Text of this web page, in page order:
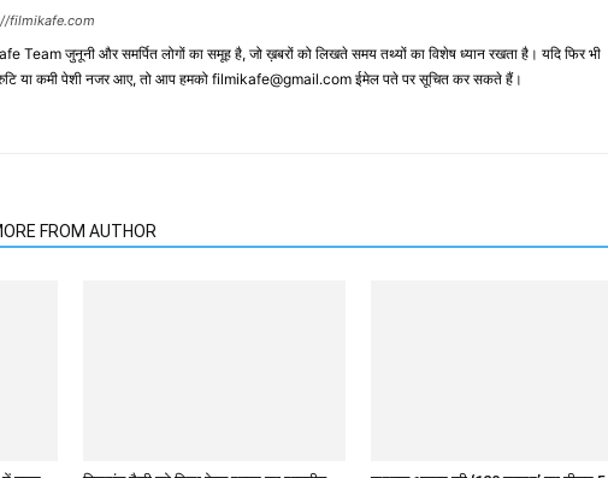
filmikafe.com
Team जुनूनी और समर्पित लोगों का समूह है, जो ख़बरों को लिखते समय तथ्‍यों का विशेष ध्‍यान रखता है। यदि फिर भी
या कमी पेशी नजर आए, तो आप हमको filmikafe@gmail.com ईमेल पते पर सूचित कर सकते हैं।
FROM AUTHOR